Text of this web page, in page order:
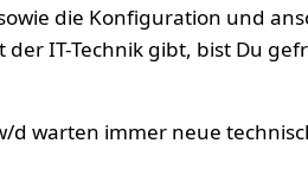
die Konfiguration und
IT-Technik gibt, bist Du
d warten immer neue